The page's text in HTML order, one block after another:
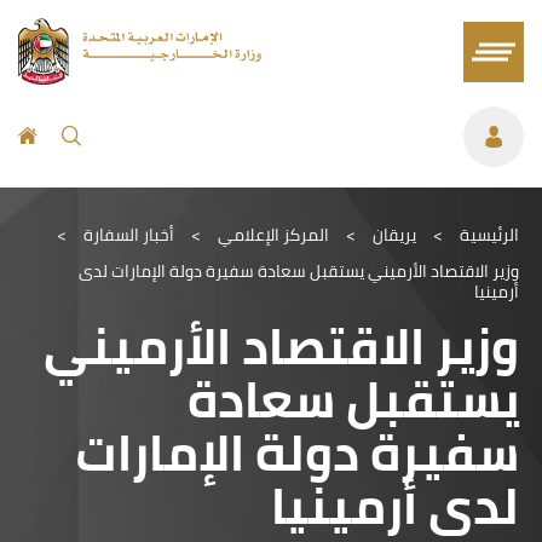
الرئيسية > يريقان > المركز الإعلامي > أخبار السفارة >
وزير الاقتصاد الأرميني يستقبل سعادة سفيرة دولة الإمارات لدى
أرمينيا
وزير الاقتصاد الأرميني
يستقبل سعادة
سفيرة دولة الإمارات
لدى أرمينيا